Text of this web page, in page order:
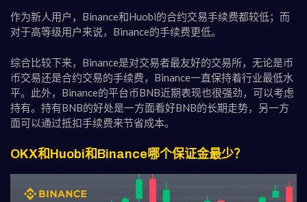
作为新人用户，Binance和Huobi的合约交易手续费都较低；而
对于高等级用户来说，Binance的手续费更低。
综合比较下来，Binance是对交易者最友好的交易所，无论是币
币交易还是合约交易的手续费，Binance一直保持着行业最低水
平。此外，Binance的平台币BNB近期表现也很强劲，可以考虑
持有。持有BNB的好处是一方面看好BNB的长期走势，另一方
面可以通过抵扣手续费来节省成本。
OKX和Huobi和Binance哪个保证金最少？